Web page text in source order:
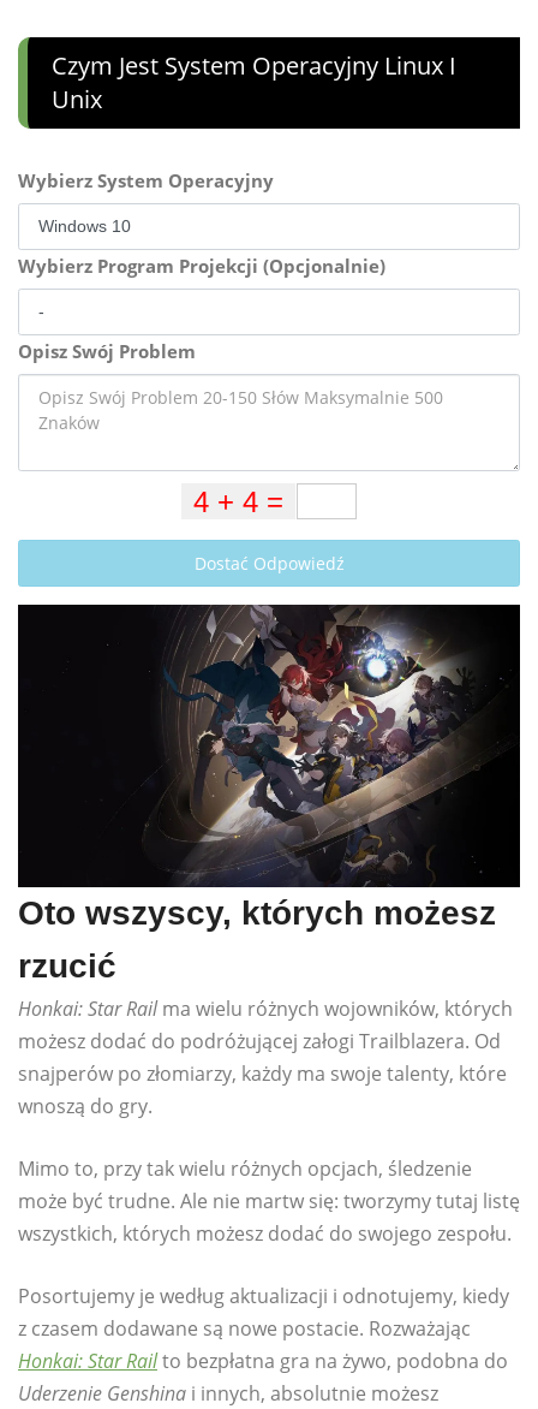
Czym Jest System Operacyjny Linux I
Unix
Wybierz System Operacyjny
Wybierz Program Projekcji (Opcjonalnie)
Opisz Swój Problem
Dostać Odpowiedź
Oto wszyscy, których możesz
rzucić
Honkai: Star Railma wielu różnych wojowników, których
możesz dodać do podróżującej załogi Trailblazera. Od
snajperów po złomiarzy, każdy ma swoje talenty, które
wnoszą do gry.
Mimo to, przy tak wielu różnych opcjach, śledzenie
może być trudne. Ale nie martw się: tworzymy tutaj listę
wszystkich, których możesz dodać do swojego zespołu.
Posortujemy je według aktualizacji i odnotujemy, kiedy
z czasem dodawane są nowe postacie. Rozważając
Honkai: Star Railto bezpłatna gra na żywo, podobna do
Uderzenie Genshina i innych, absolutnie możesz